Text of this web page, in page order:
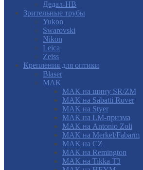
Дедал-НВ
Зрительные трубы
Yukon
Swarovski
Nikon
Leica
Zeiss
Крепления для оптики
Blaser
MAK
MAK на шину SR/ZM
MAK на Sabatti Rover
MAK на Styer
MAK на LM-призма
MAK на Antonio Zoli
MAK на Merkel/Fabarm
MAK на CZ
MAK на Remington
MAK на Tikka T3